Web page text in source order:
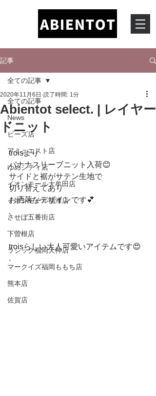
記事
全ての記事
News
ビーズ店
アミュエスト店
ゆめシティ店
イオンモール大牟田店
イオンモール福津店
させぼ五番街店
下曽根店
ラシック福岡天神店
マークイズ福岡ももち店
熊本店
佐賀店
全ての記事
Abientot select. | レイヤー
ドニット
2020年11月6日 読了時間: 1分
troisより
バナナスリーブニット入荷😊
サイドと裾がサテン生地で
切り替えてあり
お洒落なデザインです💕
.
troisらしい大人可愛いアイテムです😍
.